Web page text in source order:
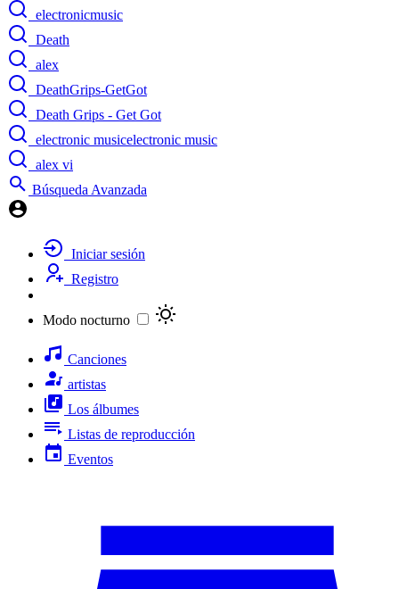
electronicmusic
Death
alex
DeathGrips-GetGot
Death Grips - Get Got
electronic musicelectronic music
alex vi
Búsqueda Avanzada
Iniciar sesión
Registro
Modo nocturno
Canciones
artistas
Los álbumes
Listas de reproducción
Eventos